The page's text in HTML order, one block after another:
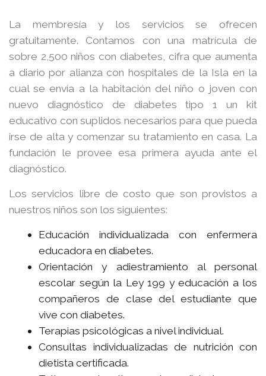
La membresía y los servicios se ofrecen
gratuitamente. Contamos con una matrícula de
sobre 2,500 niños con diabetes, cifra que aumenta
a diario por alianza con hospitales de la Isla en la
cual se envía a la habitación del niño o joven con
nuevo diagnóstico de diabetes tipo 1 un kit
educativo con suplidos necesarios para que pueda
irse de alta y comenzar su tratamiento en casa. La
fundación le provee esa primera ayuda ante el
diagnóstico.
Los servicios libre de costo que son provistos a
nuestros niños son los siguientes:
Educación individualizada con enfermera
educadora en diabetes.
Orientación y adiestramiento al personal
escolar según la Ley 199 y educación a los
compañeros de clase del estudiante que
vive con diabetes.
Terapias psicológicas a nivel individual.
Consultas individualizadas de nutrición con
dietista certificada.